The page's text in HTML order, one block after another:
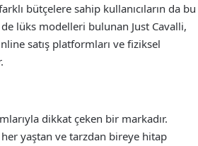
bütçelere sahip kullanıcıların da bu
lüks modelleri bulunan Just Cavalli,
satış platformları ve fiziksel
dikkat çeken bir markadır.
yaştan ve tarzdan bireye hitap